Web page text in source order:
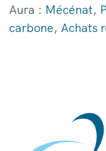
Aura : Mécénat,
carbone, Achats